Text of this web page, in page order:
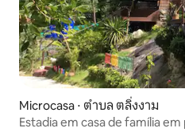
Microcasa ⋅ ตำบล ตลิ่งงาม
Estadia em casa de família